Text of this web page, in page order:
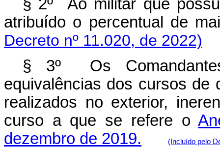
§ 2º Ao militar que
atribuído o percentual
Decreto nº 11.020, de 2022)
§ 3º Os
equivalências dos cursos
realizados no exterior,
curso a que se refere o
dezembro de 2019.
(Incluído pelo